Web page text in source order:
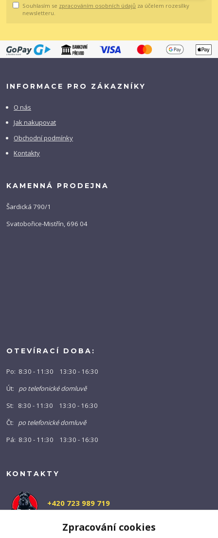
Souhlasím se zpracováním osobních údajů za účelem rozesílky
newsletteru.
INFORMACE PRO ZÁKAZNÍKY
O nás
Jak nakupovat
Obchodní podmínky
Kontakty
KAMENNÁ PRODEJNA
Šardická 790/1
Svatobořice-Mistřín, 696 04
OTEVÍRACÍ DOBA:
Po: 8:30 - 11:30 13:30 - 16:30
Út: po telefonické domluvě
St: 8:30 - 11:30 13:30 - 16:30
Čt: po telefonické domluvě
Pá: 8:30 - 11:30 13:30 - 16:30
KONTAKTY
+420 723 989 719
(Po-Pá, 9-16 hod.)
Zpracování cookies